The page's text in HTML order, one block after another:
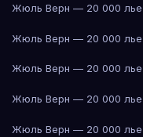
Жюль Верн — 20 000 лье
Жюль Верн — 20 000 лье
Жюль Верн — 20 000 лье
Жюль Верн — 20 000 лье
Жюль Верн — 20 000 лье